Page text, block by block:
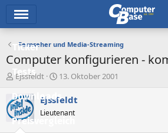
Ticker
Tests
Downloads
Preisvergleich
Fernseher und Media-Streaming
Computer konfigurieren -
E
s
t
e
Ejssfeldt
E
s
e
13. Oktober 2001
Ejssfeldt
Lieutenant